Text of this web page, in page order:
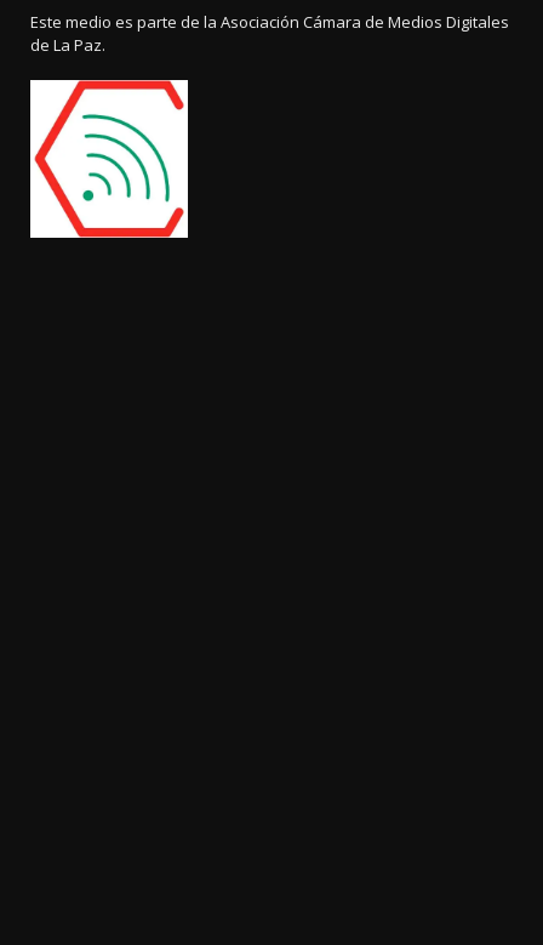
Este medio es parte de la Asociación Cámara de Medios Digitales
de La Paz.